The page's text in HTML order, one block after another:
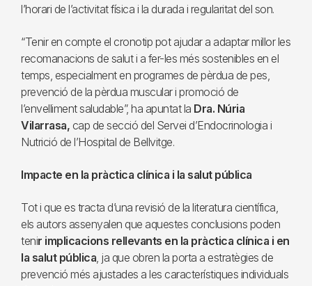
l’horari de l’activitat física i la durada i regularitat del son.
“Tenir en compte el cronotip pot ajudar a adaptar millor les
recomanacions de salut i a fer-les més sostenibles en el
temps, especialment en programes de pèrdua de pes,
prevenció de la pèrdua muscular i promoció de
l’envelliment saludable”, ha apuntat la Dra. Núria
Vilarrasa, cap de secció del Servei d’Endocrinologia i
Nutrició de l’Hospital de Bellvitge.
Impacte en la pràctica clínica i la salut pública
Tot i que es tracta d’una revisió de la literatura científica,
els autors assenyalen que aquestes conclusions poden
tenir implicacions rellevants en la pràctica clínica i en
la salut pública, ja que obren la porta a estratègies de
prevenció més ajustades a les característiques individuals